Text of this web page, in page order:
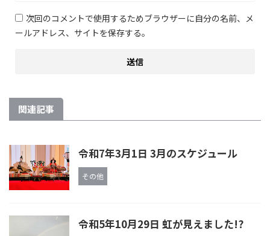
次回のコメントで使用するためブラウザーに自分の名前、メ
ールアドレス、サイトを保存する。
関連記事
令和7年3月1日 3月のスケジュール
その他
令和5年10月29日 虹が見えました!?